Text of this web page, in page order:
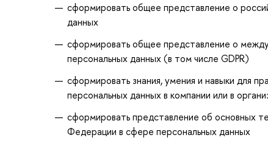
сформировать общее представление о
данных
сформировать общее представление о
персональных данных (в том числе GDPR)
сформировать знания, умения и навыки для
персональных данных в компании или в
сформировать представление об основных
Федерации в сфере персональных данных